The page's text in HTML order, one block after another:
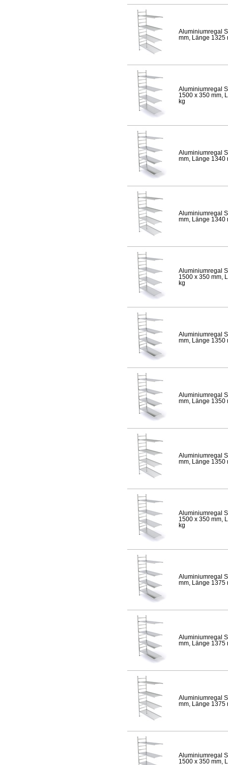
Aluminiumregal
mm, Länge 1325
Aluminiumregal
1500 x 350 mm,
kg
Aluminiumregal
mm, Länge 1340
Aluminiumregal
mm, Länge 1340
Aluminiumregal
1500 x 350 mm,
kg
Aluminiumregal
mm, Länge 1350
Aluminiumregal
mm, Länge 1350
Aluminiumregal
mm, Länge 1350
Aluminiumregal
1500 x 350 mm,
kg
Aluminiumregal
mm, Länge 1375
Aluminiumregal
mm, Länge 1375
Aluminiumregal
mm, Länge 1375
Aluminiumregal
1500 x 350 mm,